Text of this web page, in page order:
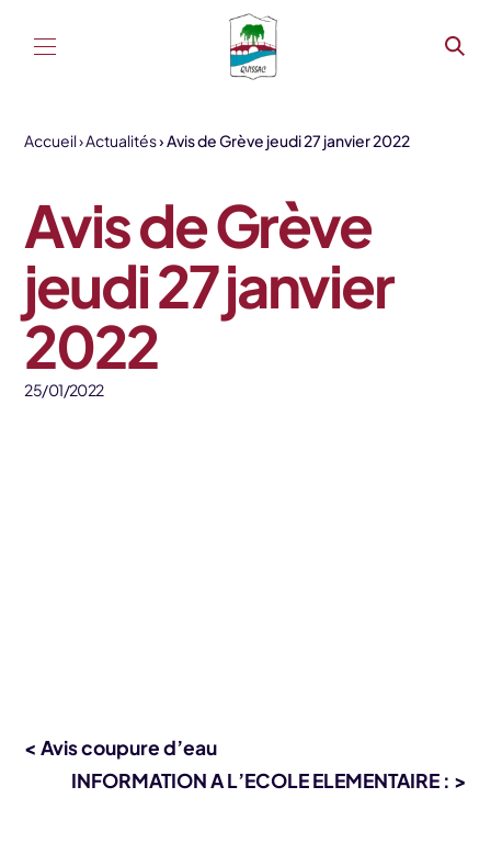
Accueil Actualités Avis de Grève jeudi 27 janvier 2022
Avis de Grève
jeudi 27 janvier
2022
25/01/2022
< Avis coupure d’eau
INFORMATION A L’ECOLE ELEMENTAIRE : >